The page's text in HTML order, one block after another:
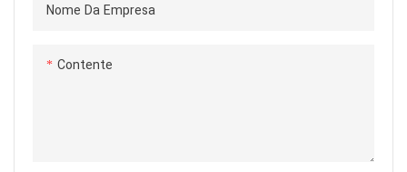
Nome Da Empresa
Contente